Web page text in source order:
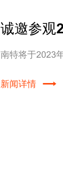
诚邀参观
南特将于2023
新闻详情